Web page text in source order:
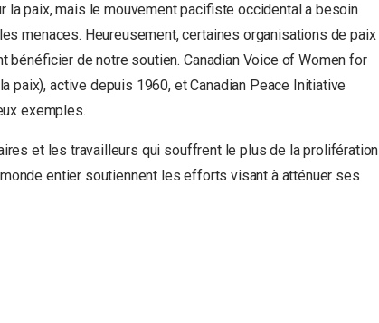
paix, mais le mouvement pacifiste occidental a besoin
menaces. Heureusement, certaines organisations de paix
de notre soutien. Canadian Voice of Women for
paix), active depuis 1960, et Canadian Peace Initiative
exemples.
et les travailleurs qui souffrent le plus de la prolifération
entier soutiennent les efforts visant à atténuer ses